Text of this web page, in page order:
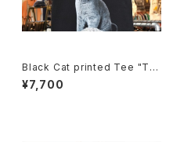
Black Cat printed Tee "TRI
LL KITTY"
¥7,700